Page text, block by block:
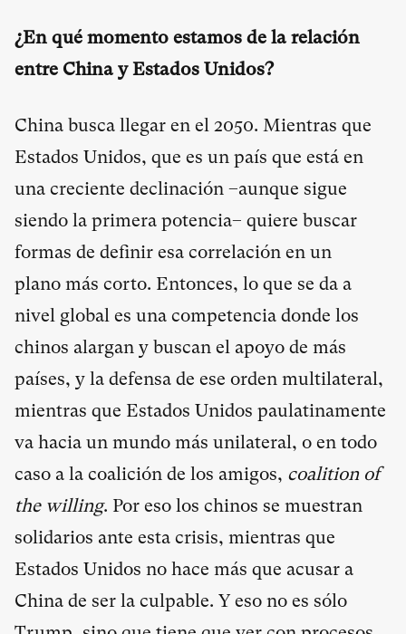
¿En qué momento estamos de la relación
entre China y Estados Unidos?
China busca llegar en el 2050. Mientras que
Estados Unidos, que es un país que está en
una creciente declinación –aunque sigue
siendo la primera potencia– quiere buscar
formas de definir esa correlación en un
plano más corto. Entonces, lo que se da a
nivel global es una competencia donde los
chinos alargan y buscan el apoyo de más
países, y la defensa de ese orden multilateral,
mientras que Estados Unidos paulatinamente
va hacia un mundo más unilateral, o en todo
caso a la coalición de los amigos, coalition of
the willing. Por eso los chinos se muestran
solidarios ante esta crisis, mientras que
Estados Unidos no hace más que acusar a
China de ser la culpable. Y eso no es sólo